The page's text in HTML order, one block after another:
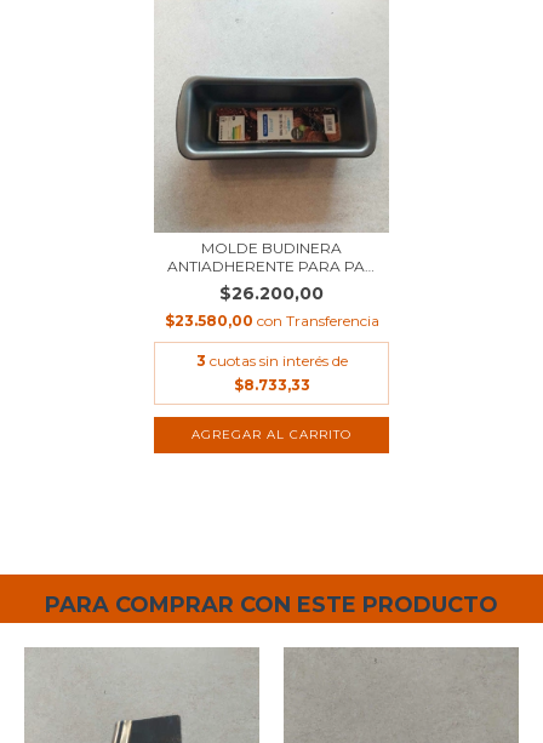
MOLDE BUDINERA
ANTIADHERENTE PARA PAN
Y...
$26.200,00
$23.580,00 con Transferencia
3 cuotas sin interés de
$8.733,33
PARA COMPRAR CON ESTE PRODUCTO